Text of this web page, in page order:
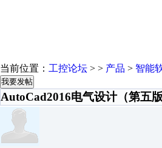
当前位置： 工控论坛 > > 产品 > 智能
我要发帖
AutoCad2016电气设计（第五